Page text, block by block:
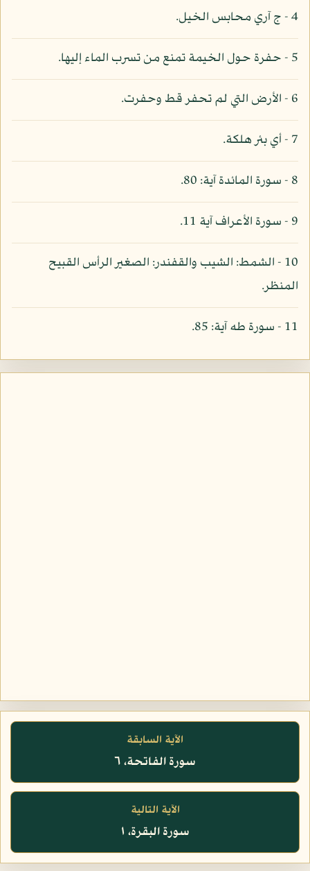
4 - ج آري محابس الخيل.
5 - حفرة حول الخيمة تمنع من تسرب الماء إليها.
6 - الأرض التي لم تحفر قط وحفرت.
7 - أي بئر هلكة.
8 - سورة المائدة آية: 80.
9 - سورة الأعراف آية 11.
10 - الشمط: الشيب والقفندر: الصغير الرأس القبيح
المنظر.
11 - سورة طه آية: 85.
الآية السابقة
سورة الفاتحة، ٦
الآية التالية
سورة البقرة، ١